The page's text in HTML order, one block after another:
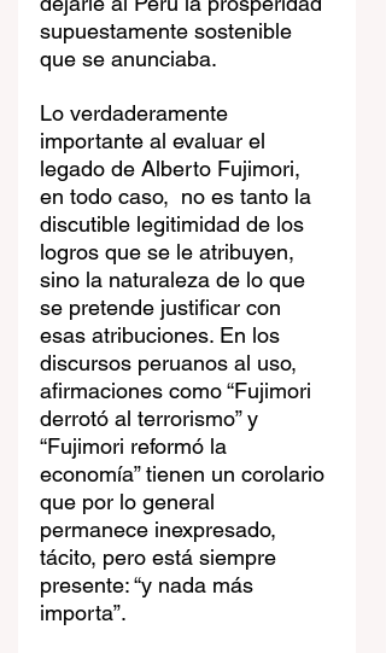
supuestamente sostenible
que se anunciaba.
Lo verdaderamente
importante al evaluar el
legado de Alberto Fujimori,
en todo caso,  no es tanto la
discutible legitimidad de los
logros que se le atribuyen,
sino la naturaleza de lo que
se pretende justificar con
esas atribuciones. En los
discursos peruanos al uso,
afirmaciones como “Fujimori
derrotó al terrorismo” y
“Fujimori reformó la
economía” tienen un corolario
que por lo general
permanece inexpresado,
tácito, pero está siempre
presente: “y nada más
importa”.